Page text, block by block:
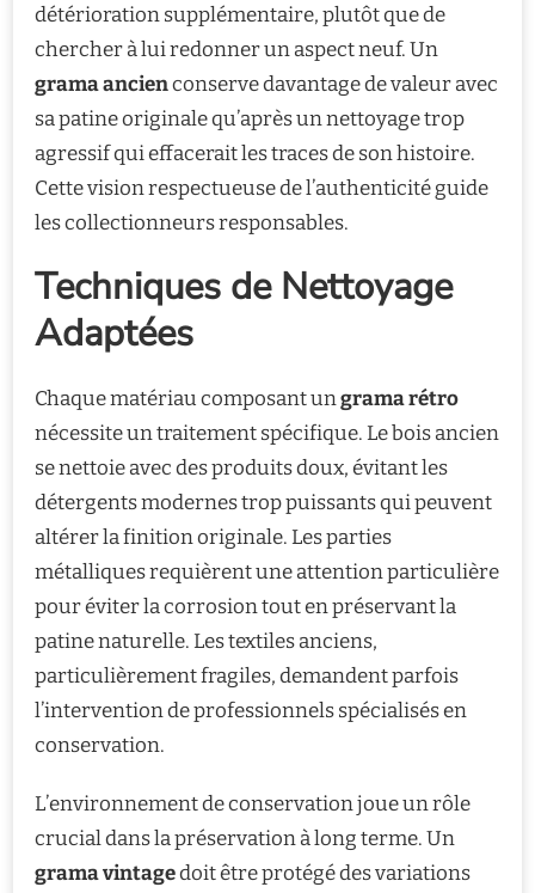
détérioration supplémentaire, plutôt que de
chercher à lui redonner un aspect neuf. Un
grama ancienconserve davantage de valeur avec
sa patine originale qu’après un nettoyage trop
agressif qui effacerait les traces de son histoire.
Cette vision respectueuse de l’authenticité guide
les collectionneurs responsables.
Techniques de Nettoyage
Adaptées
Chaque matériau composant ungrama rétro
nécessite un traitement spécifique. Le bois ancien
se nettoie avec des produits doux, évitant les
détergents modernes trop puissants qui peuvent
altérer la finition originale. Les parties
métalliques requièrent une attention particulière
pour éviter la corrosion tout en préservant la
patine naturelle. Les textiles anciens,
particulièrement fragiles, demandent parfois
l’intervention de professionnels spécialisés en
conservation.
L’environnement de conservation joue un rôle
crucial dans la préservation à long terme. Un
grama vintagedoit être protégé des variations